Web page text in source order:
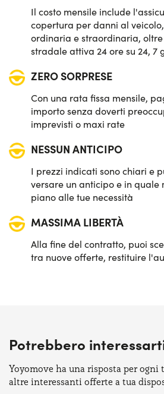
Potenza:204 CV
Il costo mensile include
copertura per danni al
ordinaria e straordinaria,
stradale attiva 24 ore su 24, 7
ZERO SORPRESE
Con una rata fissa mensile,
importo senza doverti
imprevisti o maxi rate
NESSUN ANTICIPO
I prezzi indicati sono chiari e
versare un anticipo e in
piano alle tue necessità
MASSIMA LIBERTÀ
Alla fine del contratto, puoi
tra nuove offerte, restituire
Potrebbero
Yoyomove ha una risposta per ogni
altre interessanti offerte a tua